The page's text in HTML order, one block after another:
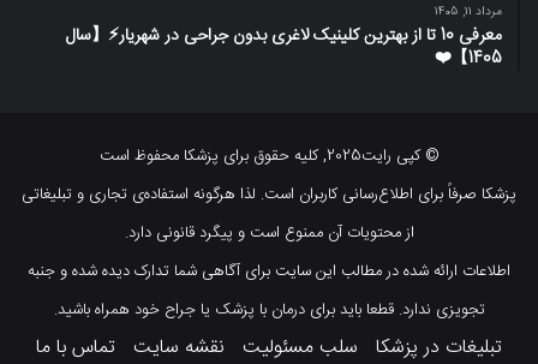
مرداد 11, 1405
معرفی 10 تا از بهترین کلینیک لاغری بدون جراحی در شهریار⚡【سال
1405】❤️
© کپی رایت2025, کلیه حقوق برای پزشکا محفوظ است
پزشکا صرفاً برای اطلاع‌رسانی کاربران است. لذا هرگونه استفاده‌ی تجاری و تبلیغاتی
از محتویات آن ممنوع است و پیگرد قانونی دارد.
اطلاعات ارائه شده در مطالب این سایت برای آگاهی شما تدارک دیده شده و جنبه
تجویزی ندارد. قطعا باید برای درمان با پزشک یا جراح خود همراه باشید.
تبلیغات در پزشکا سلب مسئولیت نقشه سایت تماس با ما